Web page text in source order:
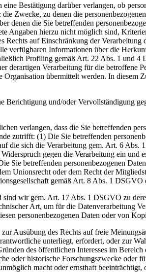
Bestätigung darüber verlangen, ob
Zwecke, zu denen die
denen die Sie betreffenden
Angaben hierzu nicht möglich sind,
auf Einschränkung der
verfügbaren Informationen über die
Profiling gemäß Art. 22 Abs. 1 und
Verarbeitung für die betroffene
übermittelt werden. In diesem
und/oder Vervollständigung
verlangen, dass die Sie betreffenden
zutrifft: (1) Die Sie betreffenden
sich die Verarbeitung gem. Art. 6
gegen die Verarbeitung ein und
Sie betreffenden personenbezogenen
Unionsrecht oder dem Recht der
gemäß Art. 8 Abs. 1 DSGVO
wir gem. Art. 17 Abs. 1 DSGVO zu
Art, um für die Datenverarbeitung
personenbezogenen Daten oder von
Ausübung des Rechts auf freie
unterliegt, erfordert, oder zur
des öffentlichen Interesses im
oder historische Forschungszwecke oder
macht oder ernsthaft